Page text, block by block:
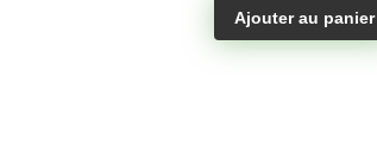
Ajouter au panier